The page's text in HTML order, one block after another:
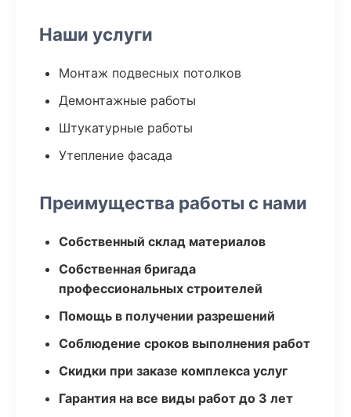
Наши услуги
Монтаж подвесных потолков
Демонтажные работы
Штукатурные работы
Утепление фасада
Преимущества работы с нами
Собственный склад материалов
Собственная бригада
профессиональных строителей
Помощь в получении разрешений
Соблюдение сроков выполнения работ
Скидки при заказе комплекса услуг
Гарантия на все виды работ до 3 лет